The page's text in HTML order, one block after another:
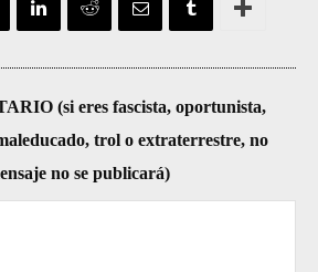
(si eres fascista, oportunista,
trol o extraterrestre, no
no se publicará)